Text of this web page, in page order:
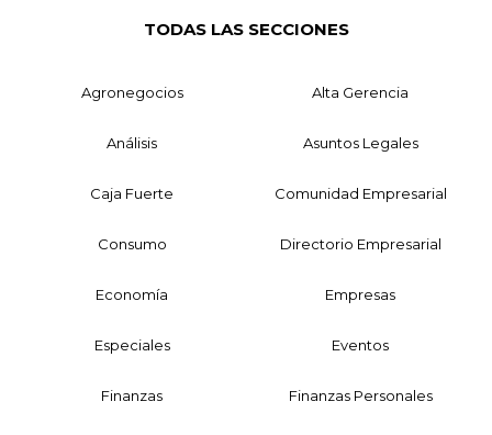
TODAS LAS SECCIONES
Agronegocios Alta Gerencia
Análisis Asuntos Legales
Caja Fuerte Comunidad Empresarial
Consumo Directorio Empresarial
Economía Empresas
Especiales Eventos
Finanzas Finanzas Personales